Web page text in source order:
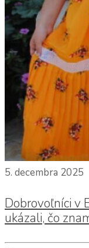
5. decembra 2025
Dobrovoľníci v
ukázali, čo